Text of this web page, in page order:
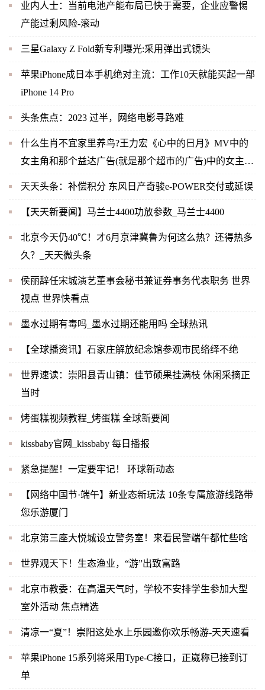
业内人士：当前电池产能布局已快于需要，企业应警惕
产能过剩风险-滚动
三星Galaxy Z Fold新专利曝光:采用弹出式镜头
苹果iPhone成日本手机绝对主流：工作10天就能买起一部
iPhone 14 Pro
头条焦点：2023 过半，网络电影寻路难
什么生肖不宜家里养鸟?王力宏《心中的日月》MV中的
女主角和那个益达广告(就是那个超市的广告)中的女主角
天天头条：补偿积分 东风日产奇骏e-POWER交付或延误
【天天新要闻】马兰士4400功放参数_马兰士4400
北京今天仍40℃！才6月京津冀鲁为何这么热？还得热多
久？_天天微头条
侯丽辞任宋城演艺董事会秘书兼证券事务代表职务 世界
视点 世界快看点
墨水过期有毒吗_墨水过期还能用吗 全球热讯
【全球播资讯】石家庄解放纪念馆参观市民络绎不绝
世界速读：崇阳县青山镇：佳节硕果挂满枝 休闲采摘正
当时
烤蛋糕视频教程_烤蛋糕 全球新要闻
kissbaby官网_kissbaby 每日播报
紧急提醒！一定要牢记！ 环球新动态
【网络中国节·端午】新业态新玩法 10条专属旅游线路带
您乐游厦门
北京第三座大悦城设立警务室！来看民警端午都忙些啥
世界观天下！生态渔业，“游”出致富路
北京市教委：在高温天气时，学校不安排学生参加大型
室外活动 焦点精选
清凉一“夏”！崇阳这处水上乐园邀你欢乐畅游-天天速看
苹果iPhone 15系列将采用Type-C接口，正崴称已接到订
单